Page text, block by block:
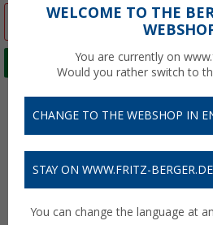
WELCOME TO THE
You are currently on
Would you rather switch to
CHANGE TO THE WEBSHOP IN
STAY ON WWW.FRITZ-BERGER.DE
You can change the language at